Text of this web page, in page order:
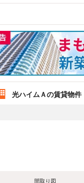
光ハイムＡの賃貸物件
間取り図